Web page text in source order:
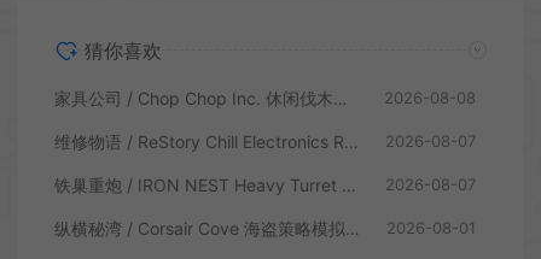
猜你喜欢
家具公司 / Chop Chop Inc. 休闲伐木建造模拟游戏 2026-08-08
维修物语 / ReStory Chill Electronics Repairs 拆解修理模拟游戏 2026-08-07
铁巢重炮 / IRON NEST Heavy Turret 柴油朋克重型火炮游戏 2026-08-07
纵横秘湾 / Corsair Cove 海盗策略模拟游戏 2026-08-01